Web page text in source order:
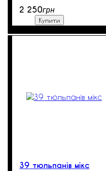
2 250грн
Купити
39 тюльпанів мікс